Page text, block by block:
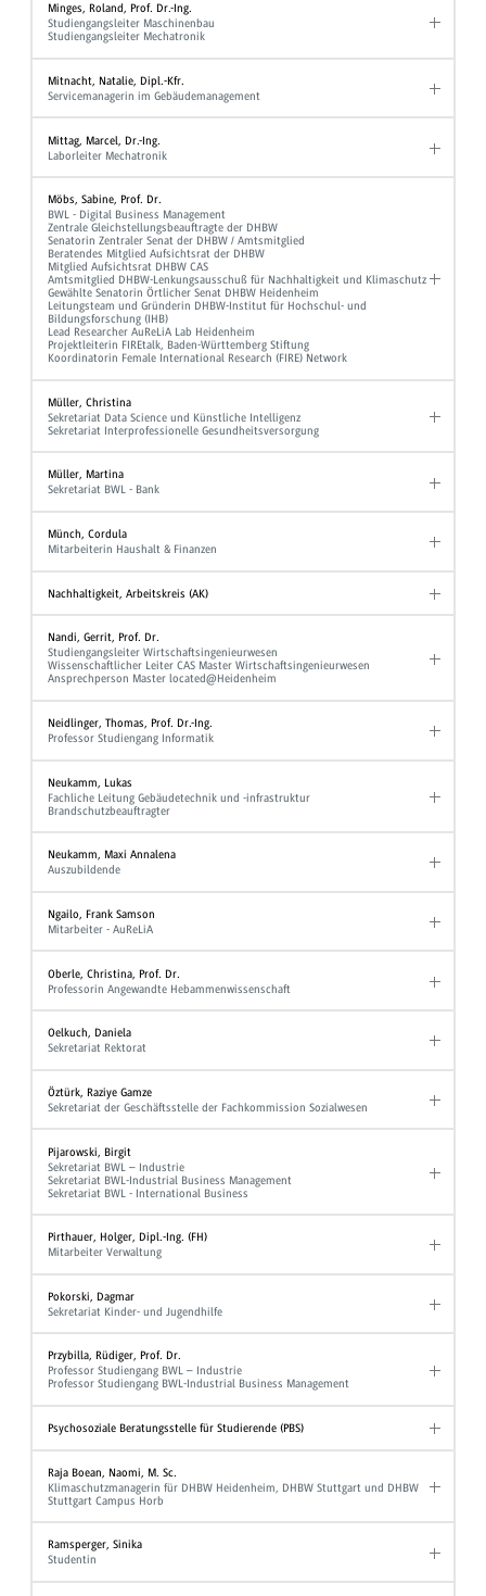
Minges, Roland, Prof. Dr.-Ing.
Studiengangsleiter Maschinenbau
Studiengangsleiter Mechatronik
Mitnacht, Natalie, Dipl.-Kfr.
Servicemanagerin im Gebäudemanagement
Mittag, Marcel, Dr.-Ing.
Laborleiter Mechatronik
Möbs, Sabine, Prof. Dr.
BWL - Digital Business Management
Zentrale Gleichstellungsbeauftragte der DHBW
Senatorin Zentraler Senat der DHBW / Amtsmitglied
Beratendes Mitglied Aufsichtsrat der DHBW
Mitglied Aufsichtsrat DHBW CAS
Amtsmitglied DHBW-Lenkungsausschuß für Nachhaltigkeit und Klimaschutz
Gewählte Senatorin Örtlicher Senat DHBW Heidenheim
Leitungsteam und Gründerin DHBW-Institut für Hochschul- und
Bildungsforschung (IHB)
Lead Researcher AuReLiA Lab Heidenheim
Projektleiterin FIREtalk, Baden-Württemberg Stiftung
Koordinatorin Female International Research (FIRE) Network
Müller, Christina
Sekretariat Data Science und Künstliche Intelligenz
Sekretariat Interprofessionelle Gesundheitsversorgung
Müller, Martina
Sekretariat BWL - Bank
Münch, Cordula
Mitarbeiterin Haushalt & Finanzen
Nachhaltigkeit, Arbeitskreis (AK)
Nandi, Gerrit, Prof. Dr.
Studiengangsleiter Wirtschaftsingenieurwesen
Wissenschaftlicher Leiter CAS Master Wirtschaftsingenieurwesen
Ansprechperson Master located@Heidenheim
Neidlinger, Thomas, Prof. Dr.-Ing.
Professor Studiengang Informatik
Neukamm, Lukas
Fachliche Leitung Gebäudetechnik und -infrastruktur
Brandschutzbeauftragter
Neukamm, Maxi Annalena
Auszubildende
Ngailo, Frank Samson
Mitarbeiter - AuReLiA
Oberle, Christina, Prof. Dr.
Professorin Angewandte Hebammenwissenschaft
Oelkuch, Daniela
Sekretariat Rektorat
Öztürk, Raziye Gamze
Sekretariat der Geschäftsstelle der Fachkommission Sozialwesen
Pijarowski, Birgit
Sekretariat BWL – Industrie
Sekretariat BWL-Industrial Business Management
Sekretariat BWL - International Business
Pirthauer, Holger, Dipl.-Ing. (FH)
Mitarbeiter Verwaltung
Pokorski, Dagmar
Sekretariat Kinder- und Jugendhilfe
Przybilla, Rüdiger, Prof. Dr.
Professor Studiengang BWL – Industrie
Professor Studiengang BWL-Industrial Business Management
Psychosoziale Beratungsstelle für Studierende (PBS)
Raja Boean, Naomi, M. Sc.
Klimaschutzmanagerin für DHBW Heidenheim, DHBW Stuttgart und DHBW
Stuttgart Campus Horb
Ramsperger, Sinika
Studentin